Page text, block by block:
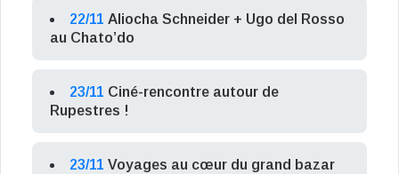
22/11 Aliocha Schneider + Ugo del Rosso
au Chato’do
23/11 Ciné-rencontre autour de
Rupestres !
23/11 Voyages au cœur du grand bazar